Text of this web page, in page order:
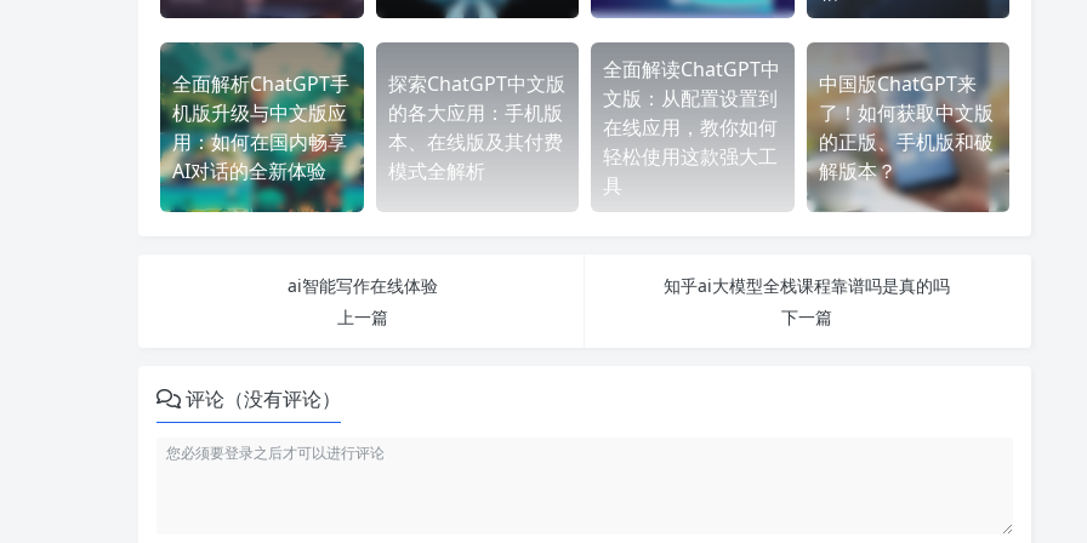
全面解析ChatGPT手
机版升级与中文版应
用：如何在国内畅享
AI对话的全新体验
探索ChatGPT中文版
的各大应用：手机版
本、在线版及其付费
模式全解析
全面解读ChatGPT中
文版：从配置设置到
在线应用，教你如何
轻松使用这款强大工
具
中国版ChatGPT来
了！如何获取中文版
的正版、手机版和破
解版本？
ai智能写作在线体验
上一篇
知乎ai大模型全栈课程靠谱吗是真的吗
下一篇
评论（没有评论）